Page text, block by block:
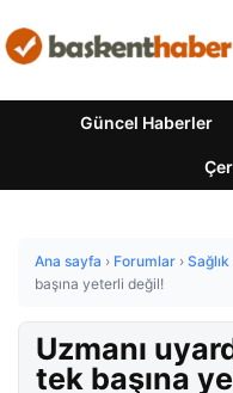
Güncel Haberler
Ana sayfa › Forumlar › Sağlık
başına yeterli değil!
Uzmanı
tek başına